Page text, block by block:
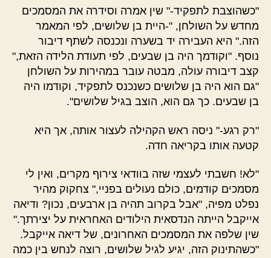
"כשהוצבת לתפקיד-" שין אמרה וסידרה את המסמכים
מחדש על השולחן, "-היית בן שלושים, לפי המאמר
הזה." היא העבירה יד בשערה ונכנסה לשתף דיבור
נוסף. "וקודמך היה בן שבעים, לפי תעודת הלידה הזאת,"
קצב דיבורה עולה, מבטה עובר במהירות על השולחן
"גם הוא היה בן שלושים כשנכנס לתפקיד, וקודמו היה
בן שבעים. כך גם הוא, הוצב בגיל שלושים".
"רק רגע-" ניסה ראש הקהילה לעצור אותה, אך היא
קטעה אותו בקריאה חדה.
"לא! חשבתי לעצמי שזה בוודאי צירוף מקרים, ואין לי
מסמכים קודמים, כולם נעולים בפניי," צחקוק מהיר
נפלט מפיה, "אבל בקרוב תהיה בן ארבעים, נכון? ודיאה
אייקבל הייתה הנדסאית הילודים האחראית על יצירתך."
שין שלפה את המסמכים האחרונים, של דיאה אייקבל.
"כשהתינוק הזה, יגיע לגיל שלושים, רוצה לנחש בין כמה